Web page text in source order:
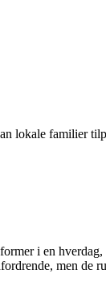
lokale familier
i en
men de